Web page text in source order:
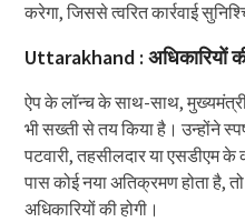
करेगा, जिससे त्वरित कार्रवाई
Uttarakhand : अधिकारियों
ऐप के लॉन्च के साथ-साथ, मुख्यमंत्री
भी सख्ती से तय किया है। उन्होंने
पटवारी, तहसीलदार या एसडीएम के
पास कोई नया अतिक्रमण होता है,
अधिकारियों की होगी।